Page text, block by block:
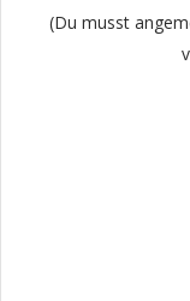
(Du musst